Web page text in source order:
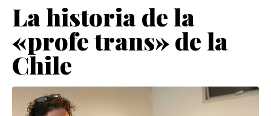
La historia de la
«profe trans» de la
Chile